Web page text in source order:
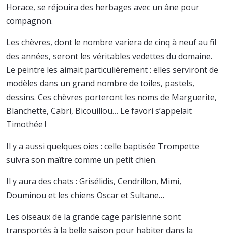
Horace, se réjouira des herbages avec un âne pour
compagnon.
Les chèvres, dont le nombre variera de cinq à neuf au fil
des années, seront les véritables vedettes du domaine.
Le peintre les aimait particulièrement : elles serviront de
modèles dans un grand nombre de toiles, pastels,
dessins. Ces chèvres porteront les noms de Marguerite,
Blanchette, Cabri, Bicouillou… Le favori s’appelait
Timothée !
Il y a aussi quelques oies : celle baptisée Trompette
suivra son maître comme un petit chien.
Il y aura des chats : Grisélidis, Cendrillon, Mimi,
Douminou et les chiens Oscar et Sultane…
Les oiseaux de la grande cage parisienne sont
transportés à la belle saison pour habiter dans la